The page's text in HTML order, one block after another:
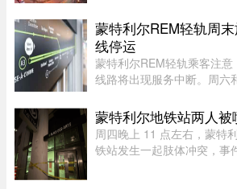
Mach，成交价达9300万元
兼首席执行官Vincent
蒙特利尔REM轻轨周
线停运
蒙特利尔REM轻轨乘客注意
线路将出现服务中断。周六
至Bois-Franc路段停运时间
REM将安排接驳巴士连接受
蒙特利尔地铁站两人被
周四晚上 11 点左右，蒙特
铁站发生一起肢体冲突，事